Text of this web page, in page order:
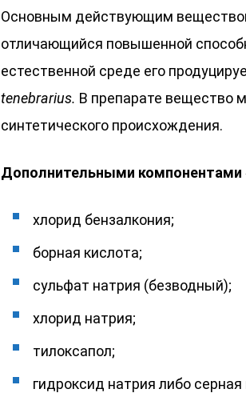
Основным действующим
отличающийся повышенной
естественной среде его
tenebrarius. В препарате вещество
синтетического происхождения.
Дополнительными компонентами
хлорид бензалкония;
борная кислота;
сульфат натрия (безводный);
хлорид натрия;
тилоксапол;
гидроксид натрия либо серная